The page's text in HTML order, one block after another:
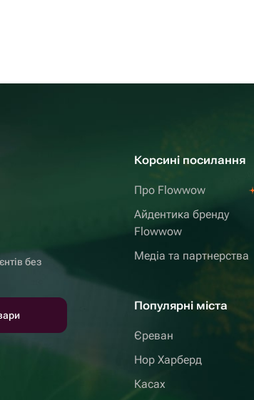
без
Корсині посилання
Про Flowwow
Айдентика бренду
Flowwow
Медіа та партнерства
Популярні міста
Єреван
Нор Харберд
Касах